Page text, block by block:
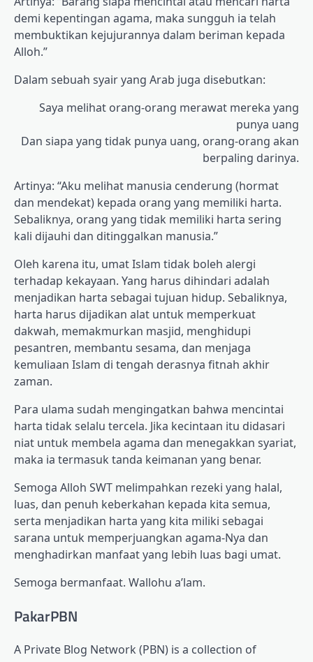
demi kepentingan agama, maka sungguh ia telah
membuktikan kejujurannya dalam beriman kepada
Alloh.”
Dalam sebuah syair yang Arab juga disebutkan:
Saya melihat orang-orang merawat mereka yang
punya uang
Dan siapa yang tidak punya uang, orang-orang akan
berpaling darinya.
Artinya: “Aku melihat manusia cenderung (hormat
dan mendekat) kepada orang yang memiliki harta.
Sebaliknya, orang yang tidak memiliki harta sering
kali dijauhi dan ditinggalkan manusia.”
Oleh karena itu, umat Islam tidak boleh alergi
terhadap kekayaan. Yang harus dihindari adalah
menjadikan harta sebagai tujuan hidup. Sebaliknya,
harta harus dijadikan alat untuk memperkuat
dakwah, memakmurkan masjid, menghidupi
pesantren, membantu sesama, dan menjaga
kemuliaan Islam di tengah derasnya fitnah akhir
zaman.
Para ulama sudah mengingatkan bahwa mencintai
harta tidak selalu tercela. Jika kecintaan itu didasari
niat untuk membela agama dan menegakkan syariat,
maka ia termasuk tanda keimanan yang benar.
Semoga Alloh SWT melimpahkan rezeki yang halal,
luas, dan penuh keberkahan kepada kita semua,
serta menjadikan harta yang kita miliki sebagai
sarana untuk memperjuangkan agama-Nya dan
menghadirkan manfaat yang lebih luas bagi umat.
Semoga bermanfaat. Wallohu a’lam.
PakarPBN
A Private Blog Network (PBN) is a collection of